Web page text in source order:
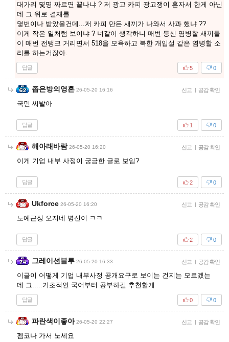
대가리 몇명 짜르면 끝나냐 ? 저 광고 카피 광고쟁이 혼자서 한게 아닌
데 그 위로 결재를
몇번이나 받았을건데...저 카피 만든 새끼가 나와서 사과 했냐 ??
이게 작은 일처럼 보이냐 ? 너같이 생각하니 매번 등신 염병할 새끼들
이 매번 전탱크 거리면서 518을 모욕하고 북한 개입설 같은 염병할 소
리를 하는거잖아.
답글 0
5
좁은방의영혼 26-05-20 16:16 신고 | 공감 확인
국민 씨발아
답글 0
1
해아래바람 26-05-20 16:20 신고 | 공감 확인
이게 기업 내부 사정이 궁금한 글로 보임?
답글 0
2
Ukforce 26-05-20 16:20 신고 | 공감 확인
노예근성 오지네 병신이 ㅋㅋ
답글 0
2
그레이션블루 26-05-20 16:33 신고 | 공감 확인
이글이 어떻게 기업 내부사정 공개요구로 보이는 건지는 모르겠는
데 그.....기초적인 국어부터 공부하길 추천할게
답글 0
0
파란색이좋아 26-05-20 22:27 신고 | 공감 확인
펨코나 가서 노세요